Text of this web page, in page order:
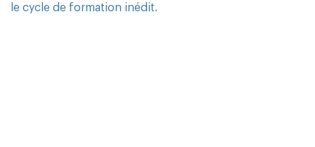
le cycle de formation inédit.